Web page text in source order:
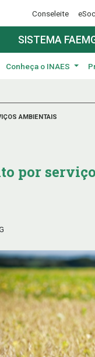
Conseleite
SISTEMA
Conheça o INAES
AMBIENTAIS
por